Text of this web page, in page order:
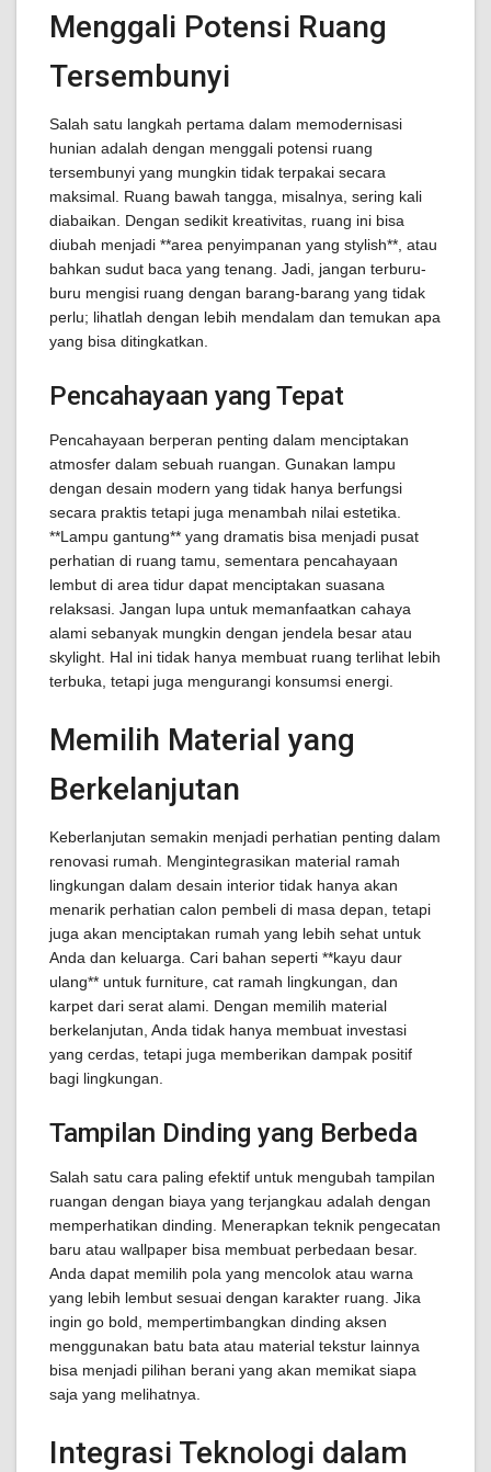
Menggali Potensi Ruang
Tersembunyi
Salah satu langkah pertama dalam memodernisasi
hunian adalah dengan menggali potensi ruang
tersembunyi yang mungkin tidak terpakai secara
maksimal. Ruang bawah tangga, misalnya, sering kali
diabaikan. Dengan sedikit kreativitas, ruang ini bisa
diubah menjadi **area penyimpanan yang stylish**, atau
bahkan sudut baca yang tenang. Jadi, jangan terburu-
buru mengisi ruang dengan barang-barang yang tidak
perlu; lihatlah dengan lebih mendalam dan temukan apa
yang bisa ditingkatkan.
Pencahayaan yang Tepat
Pencahayaan berperan penting dalam menciptakan
atmosfer dalam sebuah ruangan. Gunakan lampu
dengan desain modern yang tidak hanya berfungsi
secara praktis tetapi juga menambah nilai estetika.
**Lampu gantung** yang dramatis bisa menjadi pusat
perhatian di ruang tamu, sementara pencahayaan
lembut di area tidur dapat menciptakan suasana
relaksasi. Jangan lupa untuk memanfaatkan cahaya
alami sebanyak mungkin dengan jendela besar atau
skylight. Hal ini tidak hanya membuat ruang terlihat lebih
terbuka, tetapi juga mengurangi konsumsi energi.
Memilih Material yang
Berkelanjutan
Keberlanjutan semakin menjadi perhatian penting dalam
renovasi rumah. Mengintegrasikan material ramah
lingkungan dalam desain interior tidak hanya akan
menarik perhatian calon pembeli di masa depan, tetapi
juga akan menciptakan rumah yang lebih sehat untuk
Anda dan keluarga. Cari bahan seperti **kayu daur
ulang** untuk furniture, cat ramah lingkungan, dan
karpet dari serat alami. Dengan memilih material
berkelanjutan, Anda tidak hanya membuat investasi
yang cerdas, tetapi juga memberikan dampak positif
bagi lingkungan.
Tampilan Dinding yang Berbeda
Salah satu cara paling efektif untuk mengubah tampilan
ruangan dengan biaya yang terjangkau adalah dengan
memperhatikan dinding. Menerapkan teknik pengecatan
baru atau wallpaper bisa membuat perbedaan besar.
Anda dapat memilih pola yang mencolok atau warna
yang lebih lembut sesuai dengan karakter ruang. Jika
ingin go bold, mempertimbangkan dinding aksen
menggunakan batu bata atau material tekstur lainnya
bisa menjadi pilihan berani yang akan memikat siapa
saja yang melihatnya.
Integrasi Teknologi dalam